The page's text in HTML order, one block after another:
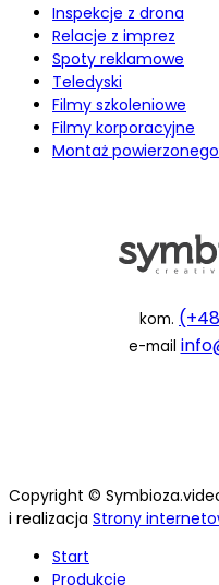
Inspekcje z drona
Relacje z imprez
Spoty reklamowe
Teledyski
Filmy szkoleniowe
Filmy korporacyjne
Montaż
kom.
e-mail
Copyright ©
i realizacja Strony
Start
Produkcje